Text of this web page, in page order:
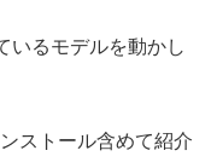
いるモデルを動かし
ストール含めて紹介